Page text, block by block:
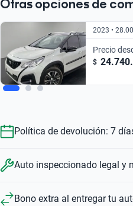
Otras opciones de
2023 •
Precio
$
Política de devolución: 7
Auto inspeccionado legal y
Bono extra al entregar tu